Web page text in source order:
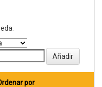
por